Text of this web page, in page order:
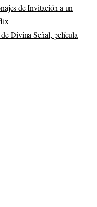
de Invitación a un
de Divina Señal, película